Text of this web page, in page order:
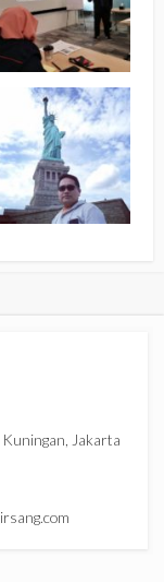
Kuningan, Jakarta